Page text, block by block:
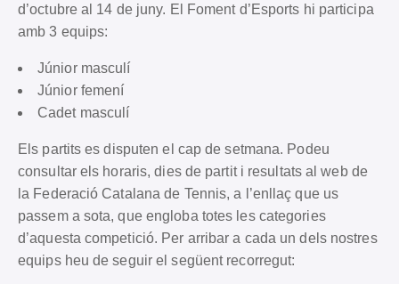
d’octubre al 14 de juny. El Foment d’Esports hi participa
amb 3 equips:
Júnior masculí
Júnior femení
Cadet masculí
Els partits es disputen el cap de setmana. Podeu
consultar els horaris, dies de partit i resultats al web de
la Federació Catalana de Tennis, a l’enllaç que us
passem a sota, que engloba totes les categories
d’aquesta competició. Per arribar a cada un dels nostres
equips heu de seguir el següent recorregut: